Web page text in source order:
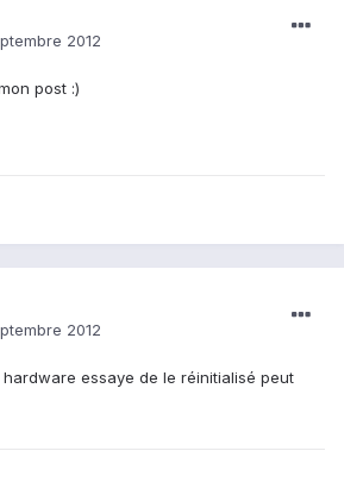
2012
post :)
2012
essaye de le réinitialisé peut